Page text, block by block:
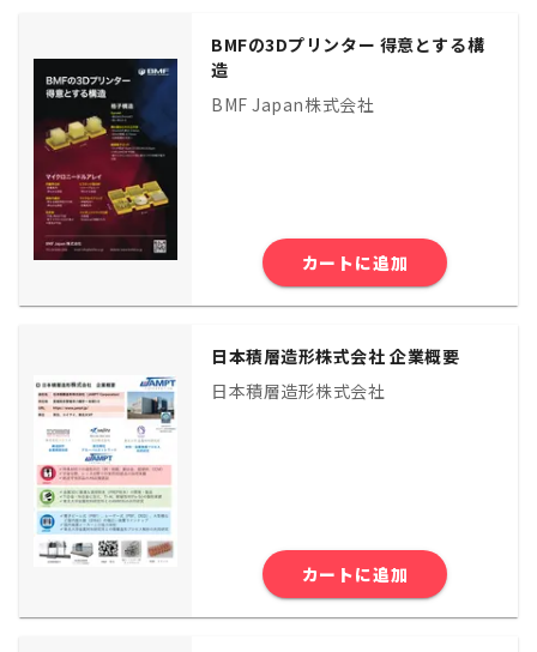
BMFの3Dプリンター 得意とする構
造
BMF Japan株式会社
カートに追加
日本積層造形株式会社 企業概要
日本積層造形株式会社
カートに追加